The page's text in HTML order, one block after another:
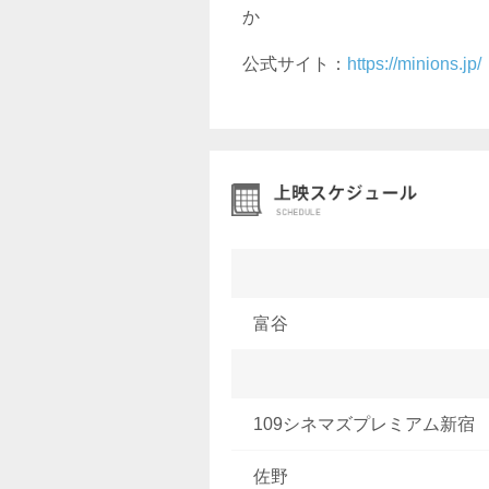
か
公式サイト： https://minions.jp/
富谷
109シネマズプレミアム新宿
佐野